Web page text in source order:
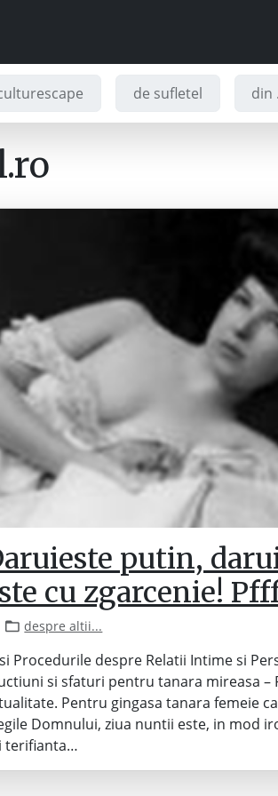
de sufletel din
putin,
cu zgarcenie!
despre altii...
Procedurile despre Relatii Intime si
si sfaturi pentru tanara mireasa –
Pentru gingasa tanara femeie
Domnului, ziua nuntii este, in mod
terifianta…